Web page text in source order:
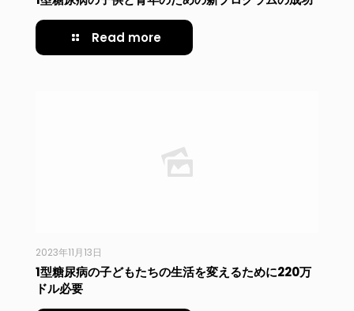
Read more
2023年11月13日
1型糖尿病の子どもたちの生活を変えるために220万
ドル必要